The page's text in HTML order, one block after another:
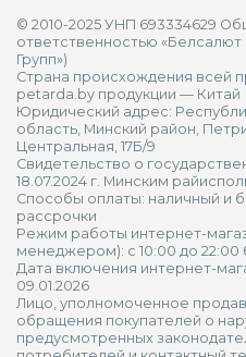
© 2010-2025 УНП 693334629
ответственностью
Групп»)
Страна происхождения всей
petarda.by продукции — Китай
Юридический адрес:
область, Минский район,
Центральная, 17Б/9
Свидетельство о
18.07.2024 г. Минским
Способы оплаты: наличный и
рассрочки
Режим работы интернет-
менеджером): с 10:00 до 22:00
Дата включения интернет-
09.01.2026
Лицо, уполномоченное
обращения покупателей о
предусмотренных